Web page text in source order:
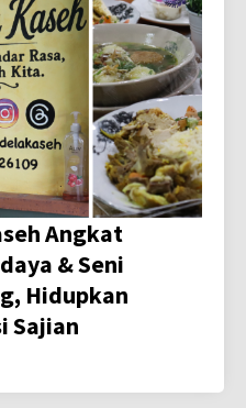
Angkat
& Seni
Hidupkan
Sajian